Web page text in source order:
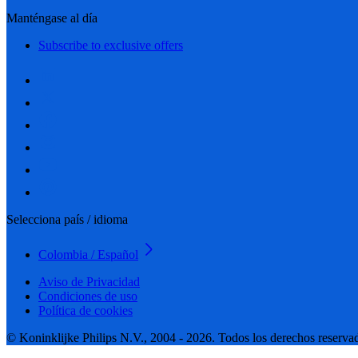
Manténgase al día
Subscribe to exclusive offers
Selecciona país / idioma
Colombia / Español
Aviso de Privacidad
Condiciones de uso
Política de cookies
© Koninklijke Philips N.V., 2004 - 2026. Todos los derechos